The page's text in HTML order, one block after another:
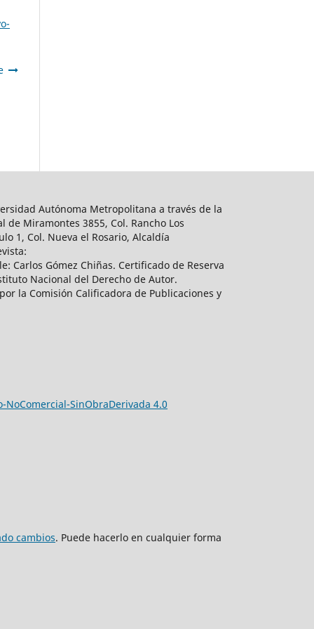
Autónoma Metropolitana a través de la
de Miramontes 3855, Col. Rancho Los
1, Col. Nueva el Rosario, Alcaldía
Carlos Gómez Chiñas. Certificado de Reserva
Nacional del Derecho de Autor.
la Comisión Calificadora de Publicaciones y
NoComercial-SinObraDerivada 4.0
cambios. Puede hacerlo en cualquier forma